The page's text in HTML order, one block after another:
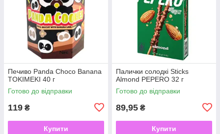
Печиво Panda Choco Banana
TOKIMEKI 40 г
Готово до відправки
119 ₴
Купити
Палички солодкі Sticks
Almond PEPERO 32 г
Готово до відправки
89,95 ₴
Купити